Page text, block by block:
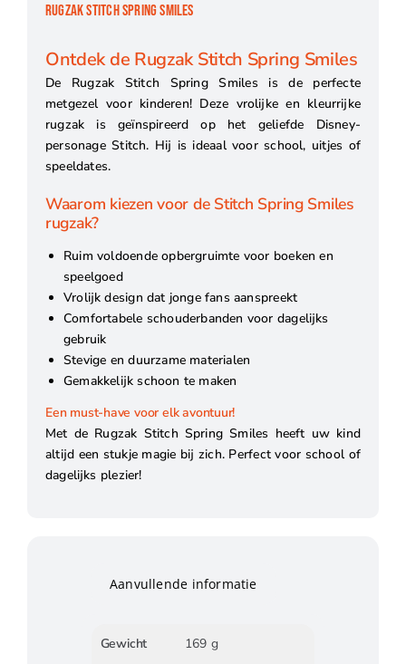
RUGZAK STITCH SPRING SMILES
Ontdek de Rugzak Stitch Spring Smiles
De Rugzak Stitch Spring Smiles is de perfecte
metgezel voor kinderen! Deze vrolijke en kleurrijke
rugzak is geïnspireerd op het geliefde Disney-
personage Stitch. Hij is ideaal voor school, uitjes of
speeldates.
Waarom kiezen voor de Stitch Spring Smiles
rugzak?
Ruim voldoende opbergruimte voor boeken en
speelgoed
Vrolijk design dat jonge fans aanspreekt
Comfortabele schouderbanden voor dagelijks
gebruik
Stevige en duurzame materialen
Gemakkelijk schoon te maken
Een must-have voor elk avontuur!
Met de Rugzak Stitch Spring Smiles heeft uw kind
altijd een stukje magie bij zich. Perfect voor school of
dagelijks plezier!
Aanvullende informatie
Gewicht 169 g